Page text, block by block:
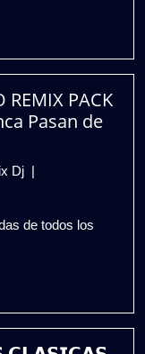
VOL.1
|
HITS
INMORTALES
REMIX PACK
Pasan de
Dj 💖
RECUERDO
|
Los
Clásicos
de todos los